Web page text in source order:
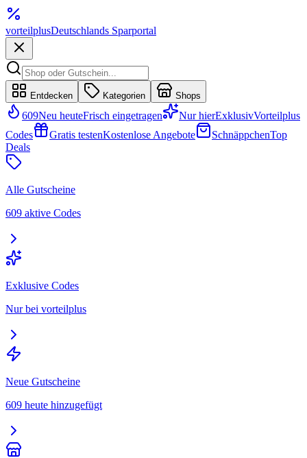
vorteilplusDeutschlands Sparportal
Entdecken Kategorien Shops
609Neu heuteFrisch eingetragen Nur hierExklusivVorteilplus
Codes
Gratis testenKostenlose Angebote SchnäppchenTop
Deals
Alle Gutscheine
609 aktive Codes
Exklusive Codes
Nur bei vorteilplus
Neue Gutscheine
609 heute hinzugefügt